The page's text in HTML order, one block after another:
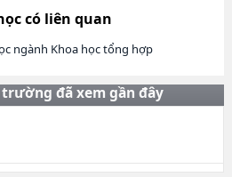
có liên quan
ngành Khoa học tổng hợp
trường đã xem gần đây